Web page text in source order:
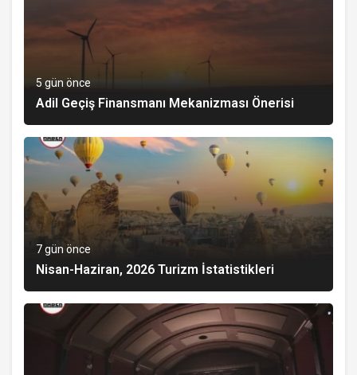
5 gün önce
Adil Geçiş Finansmanı Mekanizması Önerisi
7 gün önce
Nisan-Haziran, 2026 Turizm İstatistikleri